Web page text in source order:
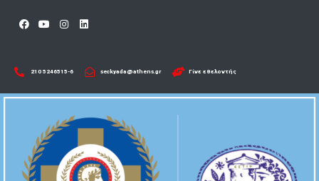
210 5246515-6​ seckyada@athens.gr Γίνε εθελοντής